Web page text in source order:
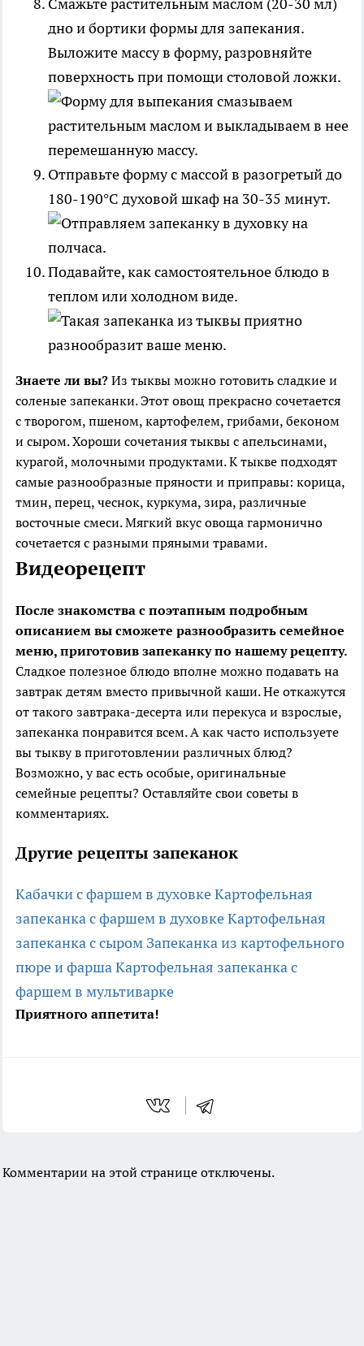
дно и бортики формы для запекания.
Выложите массу в форму, разровняйте
поверхность при помощи столовой ложки.
Отправьте форму с массой в разогретый до
180-190°С духовой шкаф на 30-35 минут.
Подавайте, как самостоятельное блюдо в
теплом или холодном виде.
Знаете ли вы? Из тыквы можно готовить сладкие и
соленые запеканки. Этот овощ прекрасно сочетается
с творогом, пшеном, картофелем, грибами, беконом
и сыром. Хороши сочетания тыквы с апельсинами,
курагой, молочными продуктами. К тыкве подходят
самые разнообразные пряности и приправы: корица,
тмин, перец, чеснок, куркума, зира, различные
восточные смеси. Мягкий вкус овоща гармонично
сочетается с разными пряными травами.
Видеорецепт
После знакомства с поэтапным подробным
описанием вы сможете разнообразить семейное
меню, приготовив запеканку по нашему рецепту.
Сладкое полезное блюдо вполне можно подавать на
завтрак детям вместо привычной каши. Не откажутся
от такого завтрака-десерта или перекуса и взрослые,
запеканка понравится всем. А как часто используете
вы тыкву в приготовлении различных блюд?
Возможно, у вас есть особые, оригинальные
семейные рецепты? Оставляйте свои советы в
комментариях.
Другие рецепты запеканок
Кабачки с фаршем в духовкеКартофельная
запеканка с фаршем в духовкеКартофельная
запеканка с сыром Запеканка из картофельного
пюре и фаршаКартофельная запеканка с
фаршем в мультиварке
Приятного аппетита!
Комментарии на этой странице отключены.